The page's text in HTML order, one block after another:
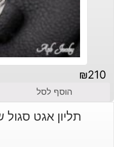
₪210
הוסף לסל
תליון אגט סגול